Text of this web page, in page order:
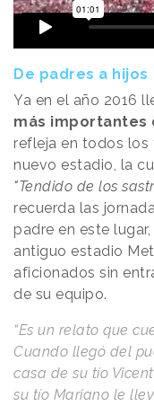
De padres a hijos
Ya en el año 2016
más importantes
refleja en todos los
nuevo estadio, la
"Tendido de los
recuerda las
padre en este
antiguo estadio
aficionados sin
de su equipo.
“Es un relato que
Cuando llegó del
casa de su tío
su tío Mariano le